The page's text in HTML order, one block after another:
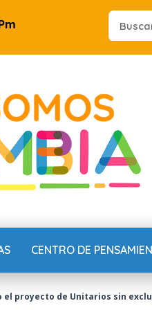
Search
...
CENTRO DE
el proyecto de Unitarios sin